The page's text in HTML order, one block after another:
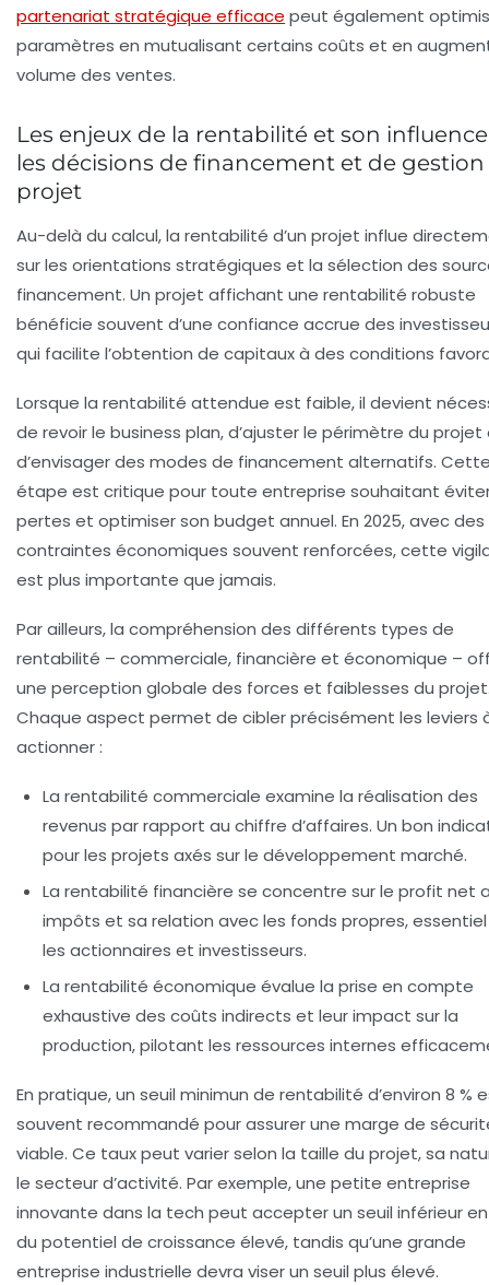
partenariat stratégique efficace peut également
paramètres en mutualisant certains coûts et en
volume des ventes.
Les enjeux de la rentabilité et son
les décisions de financement et de
projet
Au-delà du calcul, la rentabilité d’un projet influe
sur les orientations stratégiques et la sélection des
financement. Un projet affichant une rentabilité robuste
bénéficie souvent d’une confiance accrue des
qui facilite l’obtention de capitaux à des conditions
Lorsque la rentabilité attendue est faible, il devient
de revoir le business plan, d’ajuster le périmètre du projet
d’envisager des modes de financement alternatifs.
étape est critique pour toute entreprise souhaitant
pertes et optimiser son budget annuel. En 2025, avec des
contraintes économiques souvent renforcées, cette
est plus importante que jamais.
Par ailleurs, la compréhension des différents types de
rentabilité – commerciale, financière et économique –
une perception globale des forces et faiblesses du
Chaque aspect permet de cibler précisément les leviers
actionner :
La rentabilité commerciale examine la réalisation des
revenus par rapport au chiffre d’affaires. Un bon
pour les projets axés sur le développement marché.
La rentabilité financière se concentre sur le profit net
impôts et sa relation avec les fonds propres,
les actionnaires et investisseurs.
La rentabilité économique évalue la prise en compte
exhaustive des coûts indirects et leur impact sur la
production, pilotant les ressources internes
En pratique, un seuil minimun de rentabilité d’environ 8 %
souvent recommandé pour assurer une marge de
viable. Ce taux peut varier selon la taille du projet, sa
le secteur d’activité. Par exemple, une petite entreprise
innovante dans la tech peut accepter un seuil inférieur
du potentiel de croissance élevé, tandis qu’une grande
entreprise industrielle devra viser un seuil plus élevé.